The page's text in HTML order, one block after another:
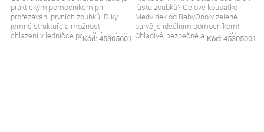
praktickým pomocníkem při
prořezávání prvních zoubků. Díky
jemné struktuře a možnosti
chlazení v ledničce pomáhá zmírnit
Kód: 45305601
růstu zoubků? Gelové kousátko
Medvídek od BabyOno v zelené
barvě je ideálním pomocníkem!
Chladivé, bezpečné a roztomilé –
Kód: 45305001